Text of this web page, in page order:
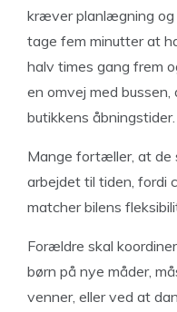
kræver planlægning og
tage fem minutter at
halv times gang frem
en omvej med bussen,
butikkens åbningstider.
Mange fortæller, at de
arbejdet til tiden, fordi
matcher bilens
Forældre skal
børn på nye måder,
venner, eller ved at